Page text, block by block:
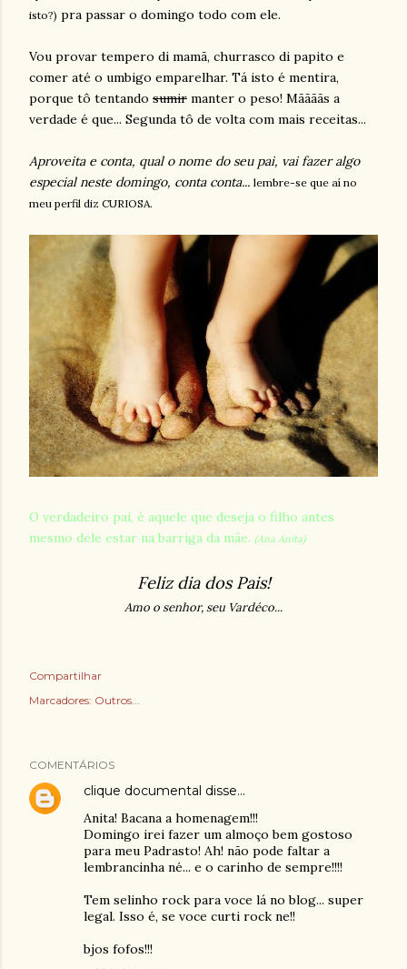
isto?) pra passar o domingo todo com ele.
Vou provar tempero di mamã, churrasco di papito e
comer até o umbigo emparelhar. Tá isto é mentira,
porque tô tentando sumir manter o peso! Mããããs a
verdade é que... Segunda tô de volta com mais receitas...
Aproveita e conta, qual o nome do seu pai, vai fazer algo
especial neste domingo, conta conta... lembre-se que aí no
meu perfil diz CURIOSA.
O verdadeiro pai, é aquele que deseja o filho antes
mesmo dele estar na barriga da mãe. (Ana Anita)
Feliz dia dos Pais!
Amo o senhor, seu Vardéco...
Compartilhar
Marcadores: Outros...
COMENTÁRIOS
clique documental disse…
Anita! Bacana a homenagem!!!
Domingo irei fazer um almoço bem gostoso
para meu Padrasto! Ah! não pode faltar a
lembrancinha né... e o carinho de sempre!!!!
Tem selinho rock para voce lá no blog... super
legal. Isso é, se voce curti rock ne!!
bjos fofos!!!